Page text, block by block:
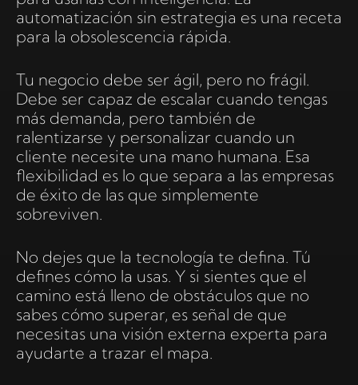
automatización sin estrategia es una receta
para la obsolescencia rápida.
Tu negocio debe ser ágil, pero no frágil.
Debe ser capaz de escalar cuando tengas
más demanda, pero también de
ralentizarse y personalizar cuando un
cliente necesite una mano humana. Esa
flexibilidad es lo que separa a las empresas
de éxito de las que simplemente
sobreviven.
No dejes que la tecnología te defina. Tú
defines cómo la usas. Y si sientes que el
camino está lleno de obstáculos que no
sabes cómo superar, es señal de que
necesitas una visión externa experta para
ayudarte a trazar el mapa.